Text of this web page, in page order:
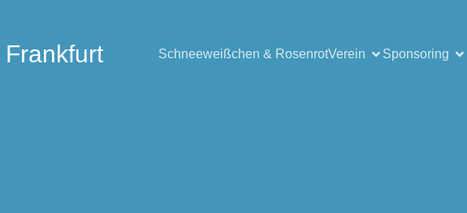
Schneeweißchen & RosenrotVerein Sponsoring